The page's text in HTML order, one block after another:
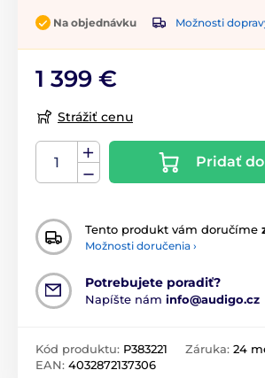
Na objednávku Možnosti
1 399 €
Strážiť cenu
Pridať
Tento produkt vám doručíme
Možnosti doručenia ›
Potrebujete poradiť?
Napíšte nám info@audigo.cz
Kód produktu: P383221
EAN: 4032872137306
Záruka: 24